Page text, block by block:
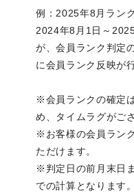
例：2025年8月ラン
2024年8月1日～
が、会員ランク判定
に会員ランク反映が
※会員ランクの確定
め、タイムラグがご
※お客様の会員ラン
ただけます。
※判定日の前月末日
での計算となります。